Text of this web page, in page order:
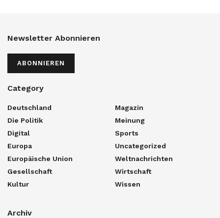
Newsletter Abonnieren
ABONNIEREN
Category
Deutschland
Die Politik
Digital
Europa
Europäische Union
Gesellschaft
Kultur
Magazin
Meinung
Sports
Uncategorized
Weltnachrichten
Wirtschaft
Wissen
Archiv